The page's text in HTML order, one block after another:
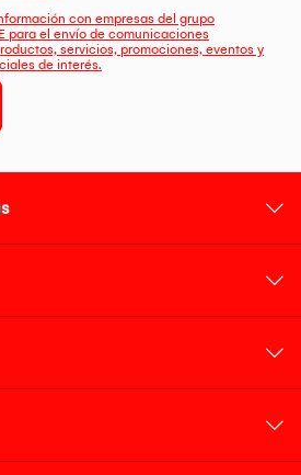
con empresas del grupo
para el envío de comunicaciones
servicios, promociones, eventos y
de interés.